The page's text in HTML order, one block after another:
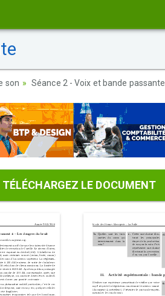
son Séance 2 - Voix et bande passante
TÉLÉCHARGEZ LE DOCUMENT